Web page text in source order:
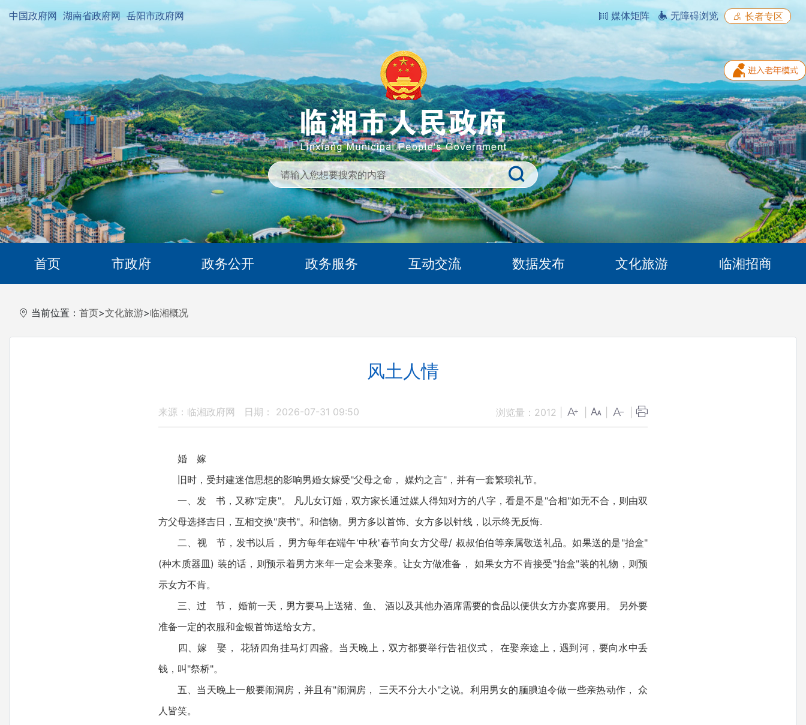
中国政府网 湖南省政府网 岳阳市政府网 媒体矩阵 无障碍浏览 长者专区
首页 市政府 政务公开 政务服务 互动交流 数据发布 文化旅游 临湘招商
当前位置： 首页>文化旅游>临湘概况
风土人情
来源：临湘政府网 日期： 2026-07-31 09:50 浏览量： 2012
婚 嫁
旧时，受封建迷信思想的影响男婚女嫁受"父母之命， 媒灼之言"，并有一套繁琐礼节。
一、发 书，又称"定庚"。 凡儿女订婚，双方家长通过媒人得知对方的八字，看是不是"合相"如无不合，则由双
方父母选择吉日，互相交换"庚书"。和信物。男方多以首饰、女方多以针线，以示终无反悔.
二、视 节，发书以后， 男方每年在端午'中秋'春节向女方父母/ 叔叔伯伯等亲属敬送礼品。如果送的是"抬盒"
(种木质器皿) 装的话，则预示着男方来年一定会来娶亲。让女方做准备， 如果女方不肯接受"抬盒"装的礼物，则预
示女方不肯。
三、过 节， 婚前一天，男方要马上送猪、鱼、 酒以及其他办酒席需要的食品以便供女方办宴席要用。 另外要
准备一定的衣服和金银首饰送给女方。
四、嫁 娶， 花轿四角挂马灯四盏。当天晚上，双方都要举行告祖仪式， 在娶亲途上，遇到河，要向水中丢
钱，叫"祭桥"。
五、当天晚上一般要闹洞房，并且有"闹洞房， 三天不分大小"之说。利用男女的腼腆迫令做一些亲热动作， 众
人皆笑。